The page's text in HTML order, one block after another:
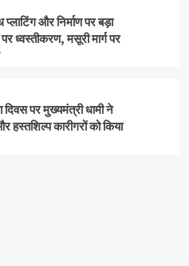
और निर्माण पर बड़ा
ध्वस्तीकरण, मसूरी मार्ग पर
दिवस पर मुख्यमंत्री धामी ने
कारीगरों को किया